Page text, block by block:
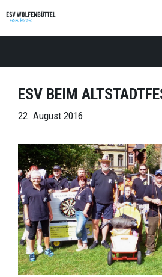
Inhalt
springen
ESV BEIM
22. August 2016